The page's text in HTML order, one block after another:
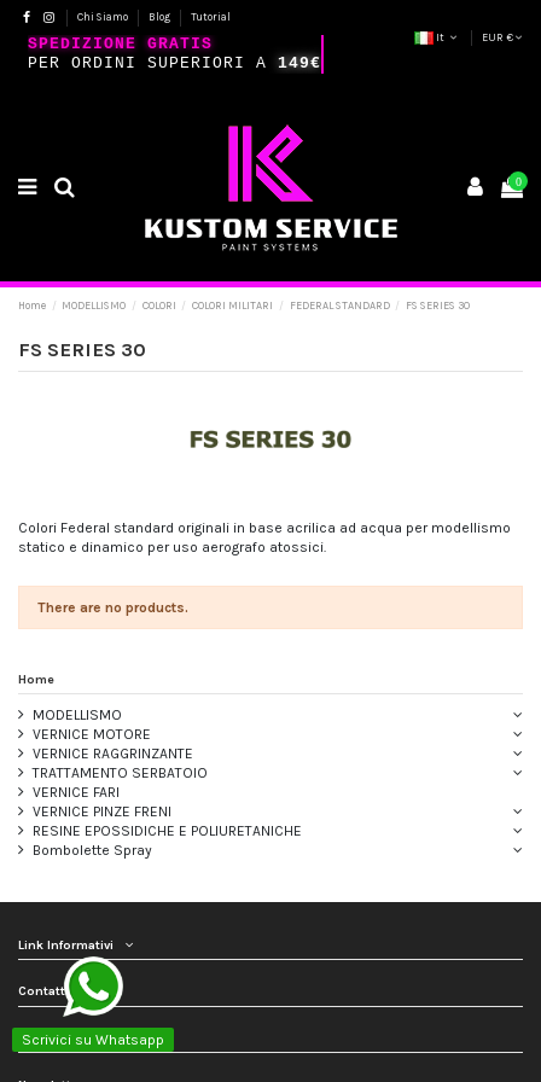
Chi Siamo Blog Tutorial
SPEDIZIONE GRATIS
PER ORDINI SUPERIORI A 149€
It EUR €
0
Home MODELLISMO COLORI COLORI MILITARI FEDERAL STANDARD FS SERIES 30
FS SERIES 30
Colori Federal standard originali in base acrilica ad acqua per modellismo
statico e dinamico per uso aerografo atossici.
There are no products.
Home
MODELLISMO
VERNICE MOTORE
VERNICE RAGGRINZANTE
TRATTAMENTO SERBATOIO
VERNICE FARI
VERNICE PINZE FRENI
RESINE EPOSSIDICHE E POLIURETANICHE
Bombolette Spray
Link Informativi
Contattaci
Scrivici su Whatsapp
Seguici